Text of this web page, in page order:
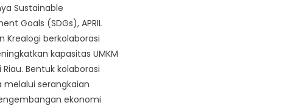
Sustainable
Goals (SDGs), APRIL
Krealogi berkolaborasi
kapasitas UMKM
Riau. Bentuk kolaborasi
melalui serangkaian
ekonomi